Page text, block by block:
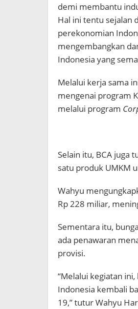
demi membantu
Hal ini tentu sejalan
perekonomian
mengembangkan
Indonesia yang
Melalui kerja sama
mengenai program
melalui program
Selain itu, BCA juga
satu produk UMKM
Wahyu
Rp 228 miliar,
Sementara itu,
ada penawaran
provisi.
“Melalui kegiatan
Indonesia kembali
19,” tutur Wahyu